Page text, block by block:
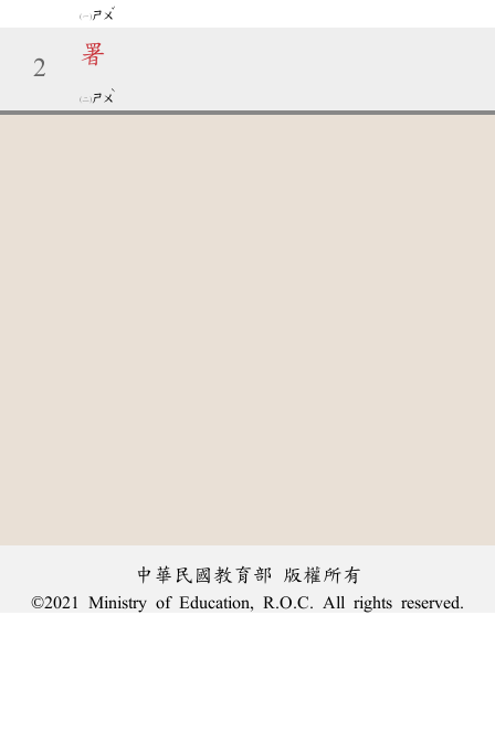
ㄕㄨ
ˇ
2
署
ㄕㄨ
ˋ
中華民國教育部 版權所有
©2021 Ministry of Education, R.O.C. All rights reserved.